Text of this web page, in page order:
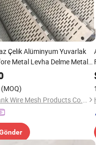
Çelik Alüminyum Yuvarlak
Metal Levha Delme Metal
(MOQ)
Hebei Frank Wire Mesh Products Co., Ltd.